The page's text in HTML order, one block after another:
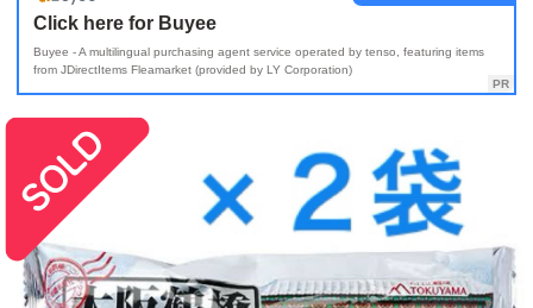
Click here for Buyee
Buyee - A multilingual purchasing agent service operated by tenso, featuring items
from JDirectItems Fleamarket (provided by LY Corporation)